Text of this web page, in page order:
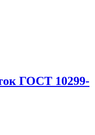
ГОСТ 10299-